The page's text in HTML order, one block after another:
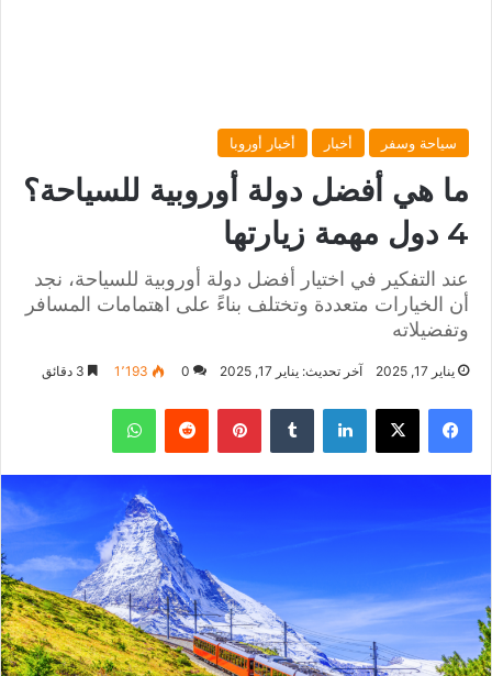
سياحة وسفر أخبار أخبار أوروبا
ما هي أفضل دولة أوروبية للسياحة؟
4 دول مهمة زيارتها
عند التفكير في اختيار أفضل دولة أوروبية للسياحة، نجد
أن الخيارات متعددة وتختلف بناءً على اهتمامات المسافر
وتفضيلاته
يناير 17, 2025 آخر تحديث: يناير 17, 2025 0 1٬193
فيسبوك لينكدإن بينتيريست